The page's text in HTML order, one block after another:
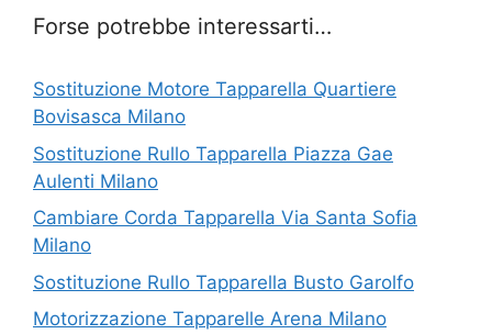
Forse potrebbe interessarti…
Sostituzione Motore Tapparella Quartiere
Bovisasca Milano
Sostituzione Rullo Tapparella Piazza Gae
Aulenti Milano
Cambiare Corda Tapparella Via Santa Sofia
Milano
Sostituzione Rullo Tapparella Busto Garolfo
Motorizzazione Tapparelle Arena Milano